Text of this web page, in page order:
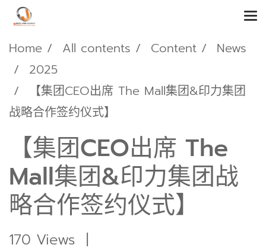
Home All contents Content
News
2025
【集团CEO出席 The Mall集团&印力集团
战略合作签约仪式】
【集团CEO出席 The
Mall集团&印力集团战
略合作签约仪式】
170 Views |